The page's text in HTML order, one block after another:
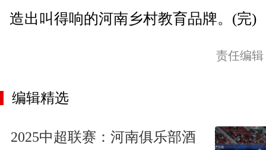
造出叫得响的河南乡村教育品牌。(完)
责任编
编辑精选
2025中超联赛：河南俱乐部酒